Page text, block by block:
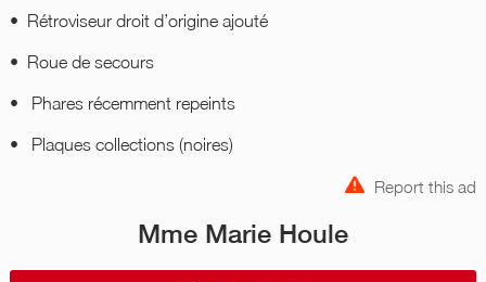
• ⁠ ⁠Rétroviseur droit d’origine ajouté
• ⁠ ⁠Roue de secours
• ⁠ ⁠ Phares récemment repeints
• ⁠ ⁠ Plaques collections (noires)
Report this ad
Mme Marie Houle